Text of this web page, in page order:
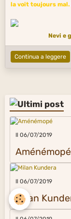
la voit toujours mal.
Nevi e
Continua a leggere
Il 06/07/2019
Aménémopé
Il 06/07/2019
Milan